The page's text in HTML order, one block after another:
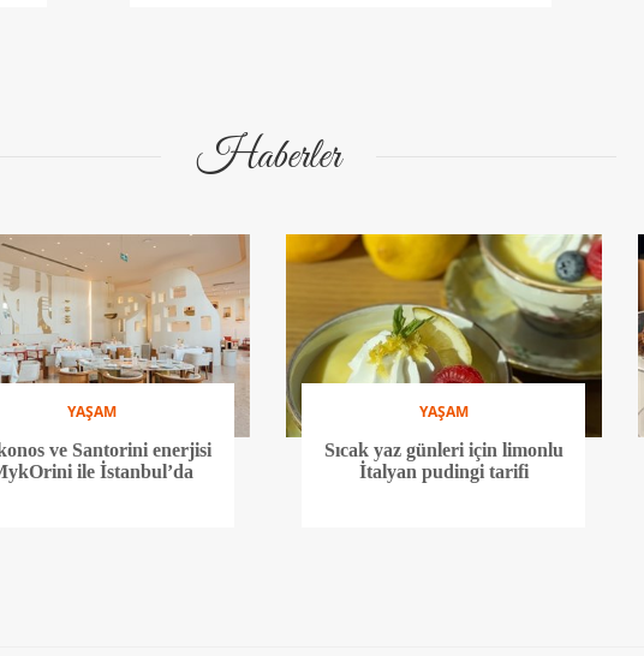
Haberler
YAŞAM
ve Santorini enerjisi
ile İstanbul’da
YAŞAM
Sıcak yaz günleri için limonlu
İtalyan pudingi tarifi